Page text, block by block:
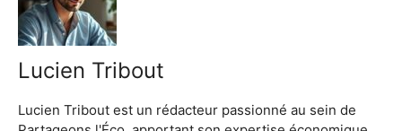
Lucien Tribout
Lucien Tribout est un rédacteur passionné au sein de